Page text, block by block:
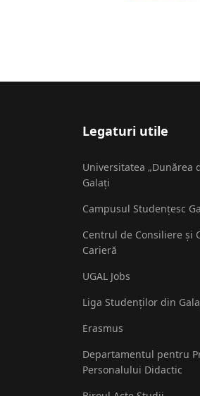
Legaturi utile
Universitatea „Dunărea
Galați
Campusul Studențesc
Centrul de Consiliere și
Carieră
UGAL Jobs
Liga Studenților din
Erasmus
Departamentul pentru
Personalului Didactic